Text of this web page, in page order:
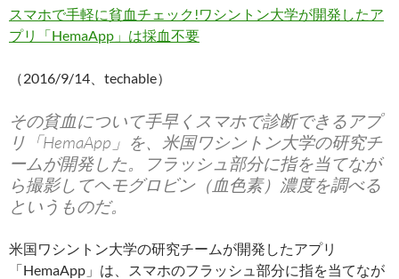
スマホで手軽に貧血チェック!ワシントン大学が開発したア
プリ「HemaApp」は採血不要
（2016/9/14、techable）
その貧血について手早くスマホで診断できるアプ
リ「HemaApp」を、米国ワシントン大学の研究チ
ームが開発した。フラッシュ部分に指を当てなが
ら撮影してヘモグロビン（血色素）濃度を調べる
というものだ。
米国ワシントン大学の研究チームが開発したアプリ
「HemaApp」は、スマホのフラッシュ部分に指を当てなが